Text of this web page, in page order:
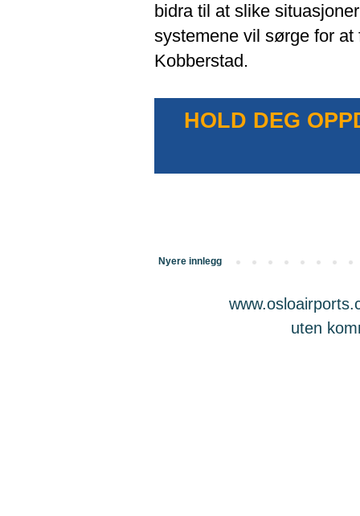
bidra til at slike
systemene vil sørge for
Kobberstad.
HOLD DEG
Nyere innlegg
uten